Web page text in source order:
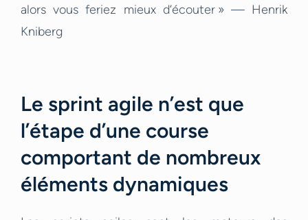
alors vous feriez mieux d’écouter » — Henrik
Kniberg
Le sprint agile n’est que
l’étape d’une course
comportant de nombreux
éléments dynamiques